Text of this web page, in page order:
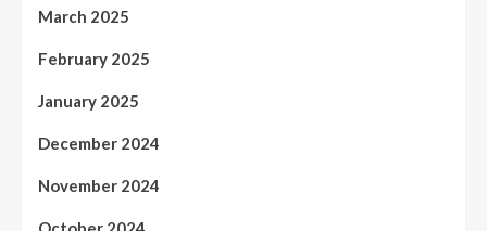
March 2025
February 2025
January 2025
December 2024
November 2024